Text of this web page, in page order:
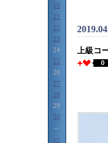
20
21
22
23
24
25
26
27
28
29
30
--
>>
上級コ
0